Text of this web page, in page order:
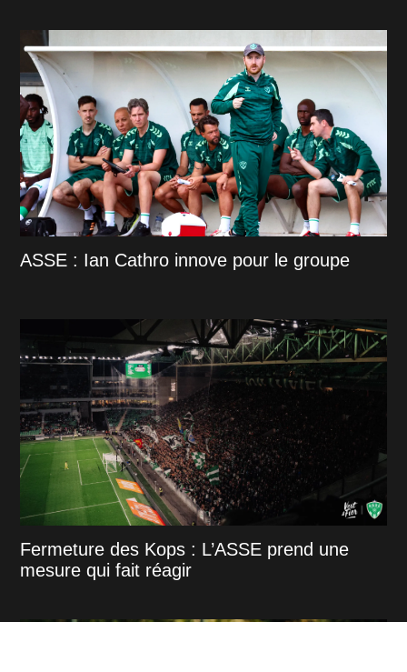
ASSE : Ian Cathro innove pour le groupe
Fermeture des Kops : L’ASSE prend une
mesure qui fait réagir